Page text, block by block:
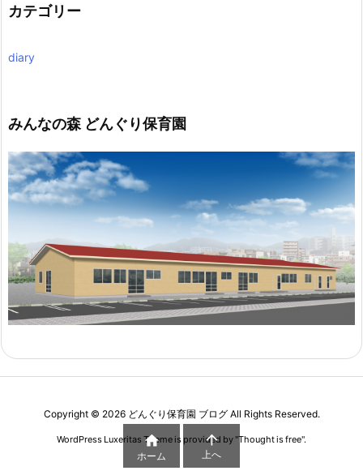
カテゴリー
diary
みんなの森 どんぐり保育園
Copyright © 2026 どんぐり保育園 ブログAll Rights Reserved.
WordPress Luxeritas Theme is provided by "Thought is free".

ホーム

上へ